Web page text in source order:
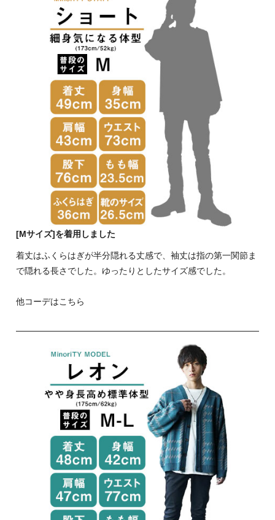
[Mサイズ]を着用しました
着丈はふくらはぎが半分隠れる丈感で、袖丈は指の第一関節ま
で隠れる長さでした。ゆったりとしたサイズ感でした。
他コーデはこちら